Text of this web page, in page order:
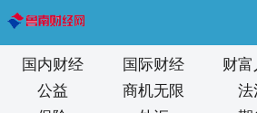
国内财经 国际财经 财富
公益
商机无限 法